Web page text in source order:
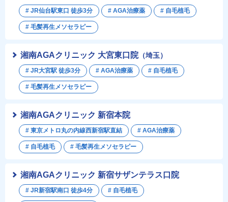
湘南AGAクリニック 新宿本院
# 東京メトロ丸の内線西新宿駅直結 # AGA治療薬
# 自毛植毛 # 毛髪再生メソセラピー
湘南AGAクリニック 新宿サザンテラス口院
# JR新宿駅南口 徒歩4分 # 自毛植毛
# JR仙台駅東口 徒歩3分 # AGA治療薬 # 自毛植毛
# 毛髪再生メソセラピー
湘南AGAクリニック 大宮東口院（埼玉）
# JR大宮駅 徒歩3分 # AGA治療薬 # 自毛植毛
# 毛髪再生メソセラピー